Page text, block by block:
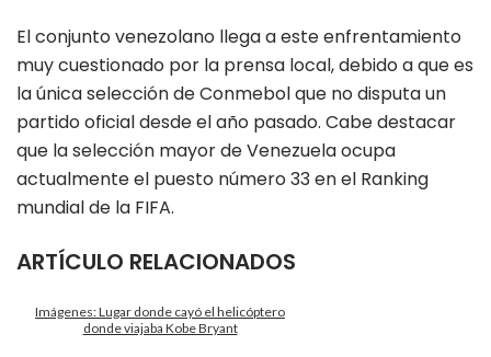
El conjunto venezolano llega a este enfrentamiento
muy cuestionado por la prensa local, debido a que es
la única selección de Conmebol que no disputa un
partido oficial desde el año pasado. Cabe destacar
que la selección mayor de Venezuela ocupa
actualmente el puesto número 33 en el Ranking
mundial de la FIFA.
ARTÍCULO RELACIONADOS
Imágenes: Lugar donde cayó el helicóptero
donde viajaba Kobe Bryant